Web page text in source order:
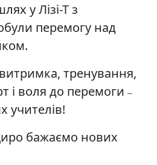
у Лізі-Т з
перемогу над
тренування,
і воля до перемоги –
учителів!
бажаємо нових